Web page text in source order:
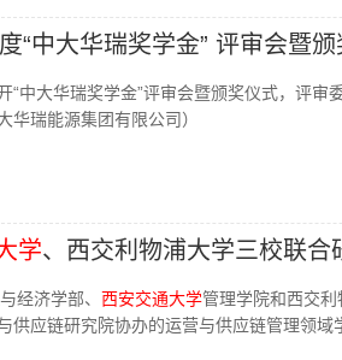
“中大华瑞奖学金” 评审会暨
“中大华瑞奖学金”评审会暨颁奖仪式，评审
华瑞能源集团有限公司）
学、西交利物浦大学三校联合
经济学部、 西安交通大学管理学院和西交
供应链研究院协办的运营与供应链管理领域